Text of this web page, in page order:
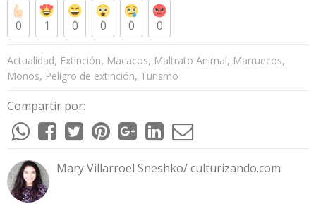
0 1 0 0 0 0
Actualidad, Extinción, Macacos, Maltrato Animal, Marruecos,
Monos, Peligro de extinción, Turismo
Compartir por:
Mary Villarroel Sneshko/ culturizando.com